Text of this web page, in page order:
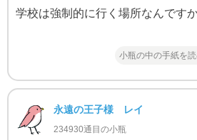
学校は強制的に行く場所なんです
小瓶の中の手紙を
永遠の王子様 レイ
234930通目の小瓶